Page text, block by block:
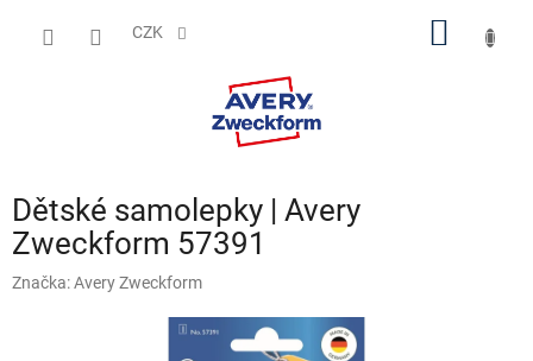
CZK
Dětské samolepky | Avery
Zweckform 57391
Značka:Avery Zweckform